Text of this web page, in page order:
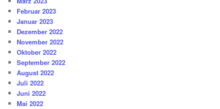
Februar 2023
Januar 2023
Dezember 2022
November 2022
Oktober 2022
September 2022
August 2022
Juli 2022
Juni 2022
Mai 2022